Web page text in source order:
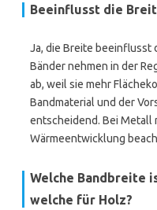
Beeinflusst die
Ja, die Breite beeinflusst
Bänder nehmen in der
ab, weil sie mehr
Bandmaterial und der
entscheidend. Bei Metall
Wärmeentwicklung
Welche Bandbreite
welche für Holz?